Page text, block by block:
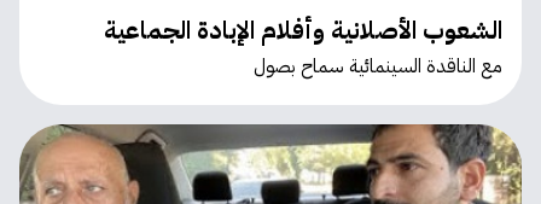
الشعوب الأصلانية وأفلام الإبادة الجماعية
مع الناقدة السينمائية سماح بصول